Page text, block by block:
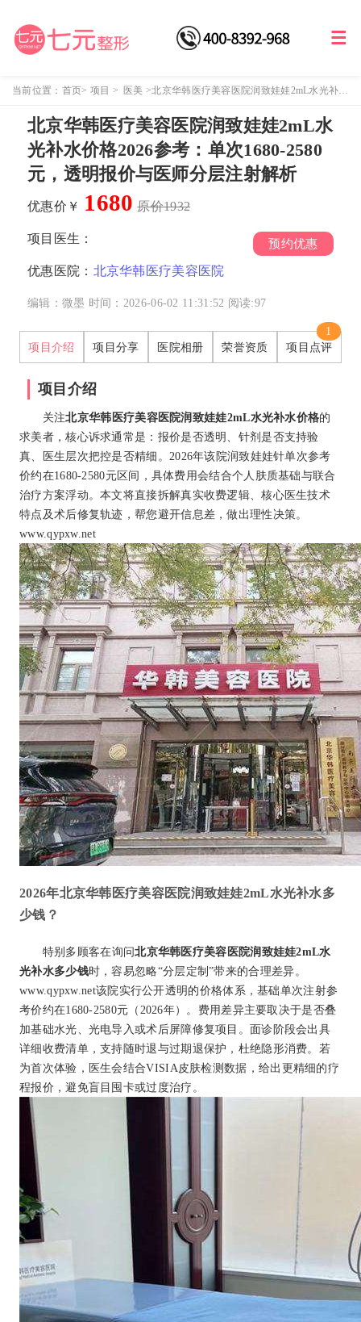
当前位置： 首页> 项目 > 医美 >北京华韩医疗美容医院润致娃娃2mL水光补水
北京华韩医疗美容医院润致娃娃2mL水
光补水价格2026参考：单次1680-2580
元，透明报价与医师分层注射解析
优惠价￥ 1680 原价1932
项目医生：
优惠医院： 北京华韩医疗美容医院
预约优惠
编辑：微墨 时间：2026-06-02 11:31:52 阅读:97
项目介绍 项目分享 医院相册 荣誉资质 项目点评
1
项目介绍
关注北京华韩医疗美容医院润致娃娃2mL水光补水价格的
求美者，核心诉求通常是：报价是否透明、针剂是否支持验
真、医生层次把控是否精细。2026年该院润致娃娃针单次参考
价约在1680-2580元区间，具体费用会结合个人肤质基础与联合
治疗方案浮动。本文将直接拆解真实收费逻辑、核心医生技术
特点及术后修复轨迹，帮您避开信息差，做出理性决策。
www.qypxw.net
2026年北京华韩医疗美容医院润致娃娃2mL水光补水多
少钱？
特别多顾客在询问北京华韩医疗美容医院润致娃娃2mL水
光补水多少钱时，容易忽略“分层定制”带来的合理差异。
www.qypxw.net该院实行公开透明的价格体系，基础单次注射参
考价约在1680-2580元（2026年）。费用差异主要取决于是否叠
加基础水光、光电导入或术后屏障修复项目。面诊阶段会出具
详细收费清单，支持随时退与过期退保护，杜绝隐形消费。若
为首次体验，医生会结合VISIA皮肤检测数据，给出更精细的疗
程报价，避免盲目囤卡或过度治疗。